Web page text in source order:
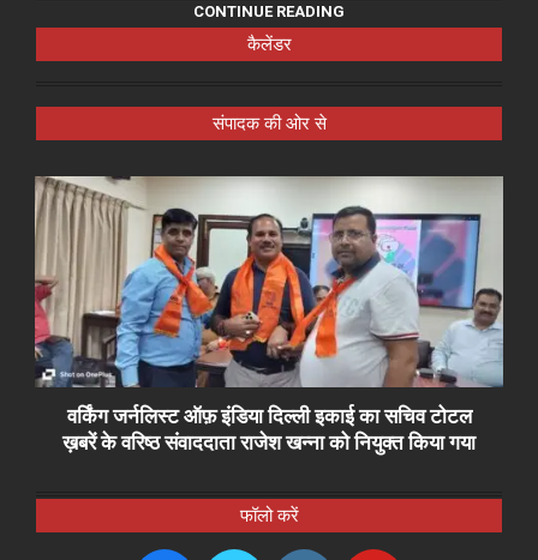
CONTINUE READING
कैलेंडर
संपादक की ओर से
वर्किंग जर्नलिस्ट ऑफ़ इंडिया दिल्ली इकाई का सचिव टोटल
ख़बरें के वरिष्ठ संवाददाता राजेश खन्ना को नियुक्त किया गया
फॉलो करें